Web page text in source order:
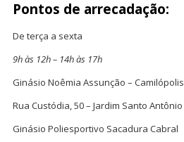
Pontos de arrecadação:
De terça a sexta
9h às 12h – 14h às 17h
Ginásio Noêmia Assunção – Camilópolis
Rua Custódia, 50 – Jardim Santo Antônio
Ginásio Poliesportivo Sacadura Cabral